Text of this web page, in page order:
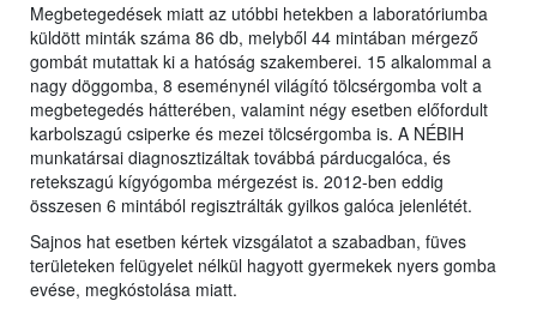
Megbetegedések miatt az utóbbi hetekben a laboratóriumba
küldött minták száma 86 db, melyből 44 mintában mérgező
gombát mutattak ki a hatóság szakemberei. 15 alkalommal a
nagy döggomba, 8 eseménynél világító tölcsérgomba volt a
megbetegedés hátterében, valamint négy esetben előfordult
karbolszagú csiperke és mezei tölcsérgomba is. A NÉBIH
munkatársai diagnosztizáltak továbbá párducgalóca, és
retekszagú kígyógomba mérgezést is. 2012-ben eddig
összesen 6 mintából regisztrálták gyilkos galóca jelenlétét.
Sajnos hat esetben kértek vizsgálatot a szabadban, füves
területeken felügyelet nélkül hagyott gyermekek nyers gomba
evése, megkóstolása miatt.